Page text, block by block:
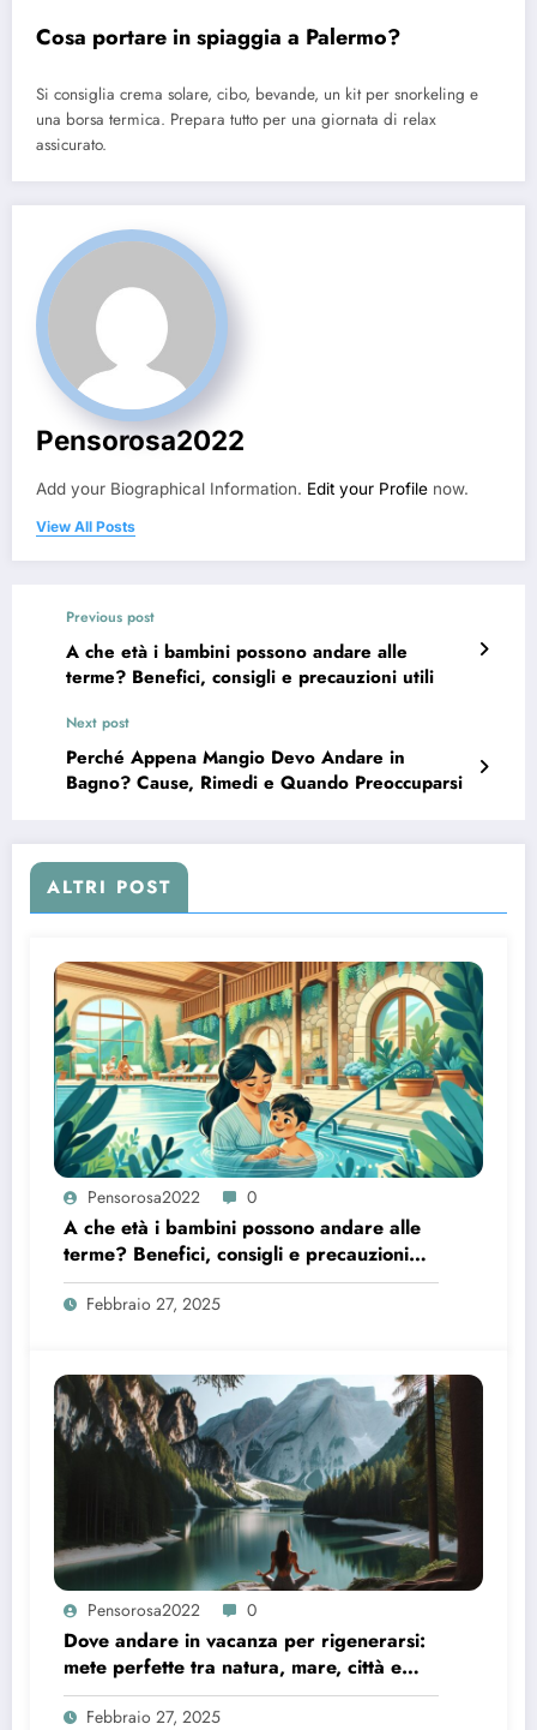
Cosa portare in spiaggia a Palermo?
Si consiglia crema solare, cibo, bevande, un kit per snorkeling e
una borsa termica. Prepara tutto per una giornata di relax
assicurato.
Pensorosa2022
Add your Biographical Information. Edit your Profile now.
View All Posts
Previous post
A che età i bambini possono andare alle
terme? Benefici, consigli e precauzioni utili
Next post
Perché Appena Mangio Devo Andare in
Bagno? Cause, Rimedi e Quando Preoccuparsi
ALTRI POST
Pensorosa2022 0
A che età i bambini possono andare alle
terme? Benefici, consigli e precauzioni
utili
Febbraio 27, 2025
Pensorosa2022 0
Dove andare in vacanza per rigenerarsi:
mete perfette tra natura, mare, città e
relax olistico
Febbraio 27, 2025